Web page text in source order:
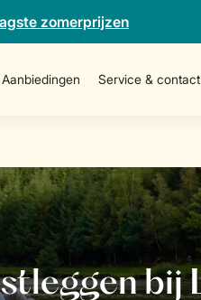
zomerprijzen
Aanbiedingen Service & contact